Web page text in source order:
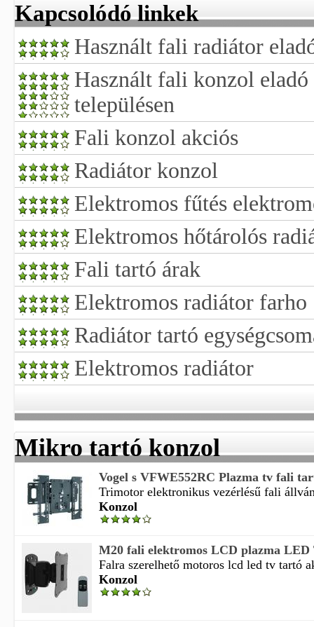
Kapcsolódó linkek
Használt fali radiátor
Használt fali konzol eladó
településen
Fali konzol akciós
Radiátor konzol
Elektromos fűtés
Elektromos hőtárolós
Fali tartó árak
Elektromos radiátor farho
Radiátor tartó
Elektromos radiátor
Mikro tartó konzol
Vogel s VFWE552RC Plazma tv fali
Trimotor elektronikus vezérlésű fali
Konzol
M20 fali elektromos LCD plazma
Falra szerelhető motoros lcd led tv tartó
Konzol